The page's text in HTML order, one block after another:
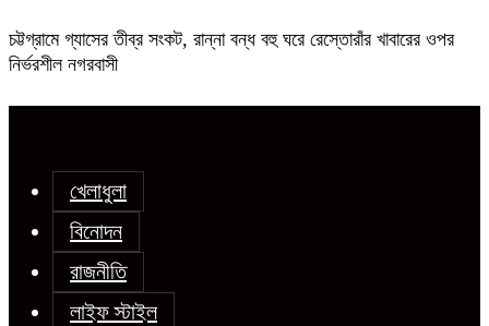
চট্টগ্রামে গ্যাসের তীব্র সংকট, রান্না বন্ধ বহু ঘরে রেস্তোরাঁর খাবারের ওপর
নির্ভরশীল নগরবাসী
খেলাধুলা
বিনোদন
রাজনীতি
লাইফ স্টাইল